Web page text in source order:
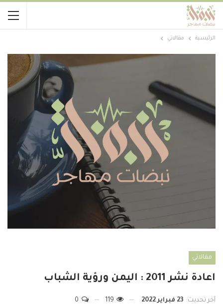
الرئيسية مقالاتي
مقالاتي
اعادة نشر 2011 : اليمن ورؤية الشباب
آخر تحديث: 23 فبراير 2022